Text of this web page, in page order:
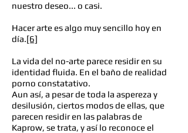
nuestro deseo... o casi.
Hacer arte es algo muy sencillo hoy en
día.[6]
La vida del no-arte parece residir en su
identidad fluida. En el baño de realidad
porno constatativo.
Aun así, a pesar de toda la aspereza y
desilusión, ciertos modos de ellas, que
parecen residir en las palabras de
Kaprow, se trata, y así lo reconoce el